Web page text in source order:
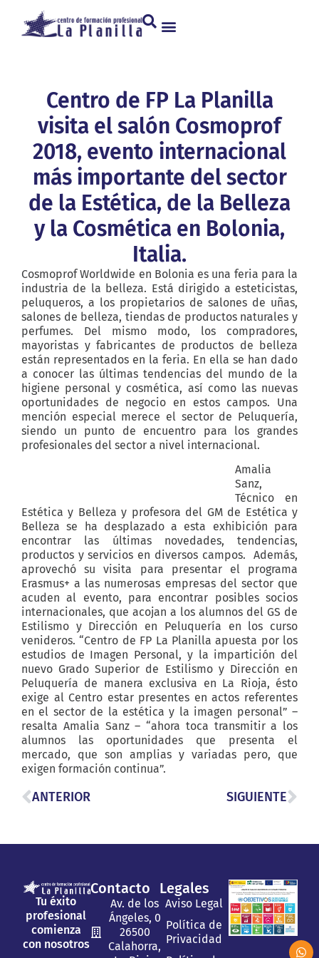
Centro de FP La Planilla
visita el salón Cosmoprof
2018, evento internacional
más importante del sector
de la Estética, de la Belleza
y la Cosmética en Bolonia,
Italia.
Cosmoprof Worldwide en Bolonia es una feria para la
industria de la belleza. Está dirigido a esteticistas,
peluqueros, a los propietarios de salones de uñas,
salones de belleza, tiendas de productos naturales y
perfumes. Del mismo modo, los compradores,
mayoristas y fabricantes de productos de belleza
están representados en la feria. En ella se han dado
a conocer las últimas tendencias del mundo de la
higiene personal y cosmética, así como las nuevas
oportunidades de negocio en estos campos. Una
mención especial merece el sector de Peluquería,
siendo un punto de encuentro para los grandes
profesionales del sector a nivel internacional.
Amalia
Sanz,
Técnico en
Estética y Belleza y profesora del GM de Estética y
Belleza se ha desplazado a esta exhibición para
encontrar las últimas novedades, tendencias,
productos y servicios en diversos campos. Además,
aprovechó su visita para presentar el programa
Erasmus+ a las numerosas empresas del sector que
acuden al evento, para encontrar posibles socios
internacionales, que acojan a los alumnos del GS de
Estilismo y Dirección en Peluquería en los curso
venideros. “Centro de FP La Planilla apuesta por los
estudios de Imagen Personal, y la impartición del
nuevo Grado Superior de Estilismo y Dirección en
Peluquería de manera exclusiva en La Rioja, ésto
exige al Centro estar presentes en actos referentes
en el sector de la estética y la imagen personal” –
resalta Amalia Sanz – “ahora toca transmitir a los
alumnos las oportunidades que presenta el
mercado, que son amplias y variadas pero, que
exigen formación continua”.
ANTERIOR SIGUIENTE
Tu éxito
profesional
comienza
con nosotros
Contacto
Av. de los
Ángeles, 0
26500
Calahorra,
Legales
Aviso Legal
Política de
Privacidad